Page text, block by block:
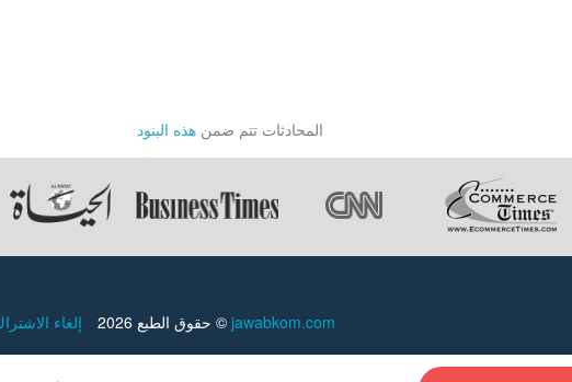
المحادثات تتم ضمن هذه البنود
إلغاء حقوق الطبع 2026 © jawabkom.com